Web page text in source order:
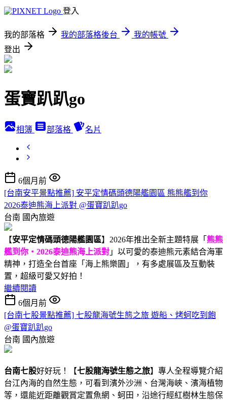
登入
我的部落格 我的部落格後台
我的帳號
登出
蛋寶趴趴go
相簿 部落格 名片
6個月前
[台南安平景點推薦] 安平定情碼頭德陽艦園區 熊熊艦到你
2026泰迪熊海上派對 @蛋寶趴趴go
台南 國內旅遊
【安平定情碼頭德陽艦園區】2026年推出全新主題特展「 熊熊
艦到你・2026泰迪熊海上派對 」以可愛的泰迪熊元素結合海軍
精神，打造全台首座「海上熊樂園」，有多處展區及互動裝
置，超級可愛又好拍！
繼續閱讀
6個月前
[台南七股景點推薦] 七股龍海號生態之旅 遊船、烤蚵吃到飽
@蛋寶趴趴go
台南 國內旅遊
台南七股好好玩！【七股龍海號生態之旅】專人全程導覽介紹
台江內海的自然生態，可看到濱外沙洲、台灣海峽、濱海植物
等，還能近距離觀賞定置魚網、蚵田，沿途行經紅樹林生態保